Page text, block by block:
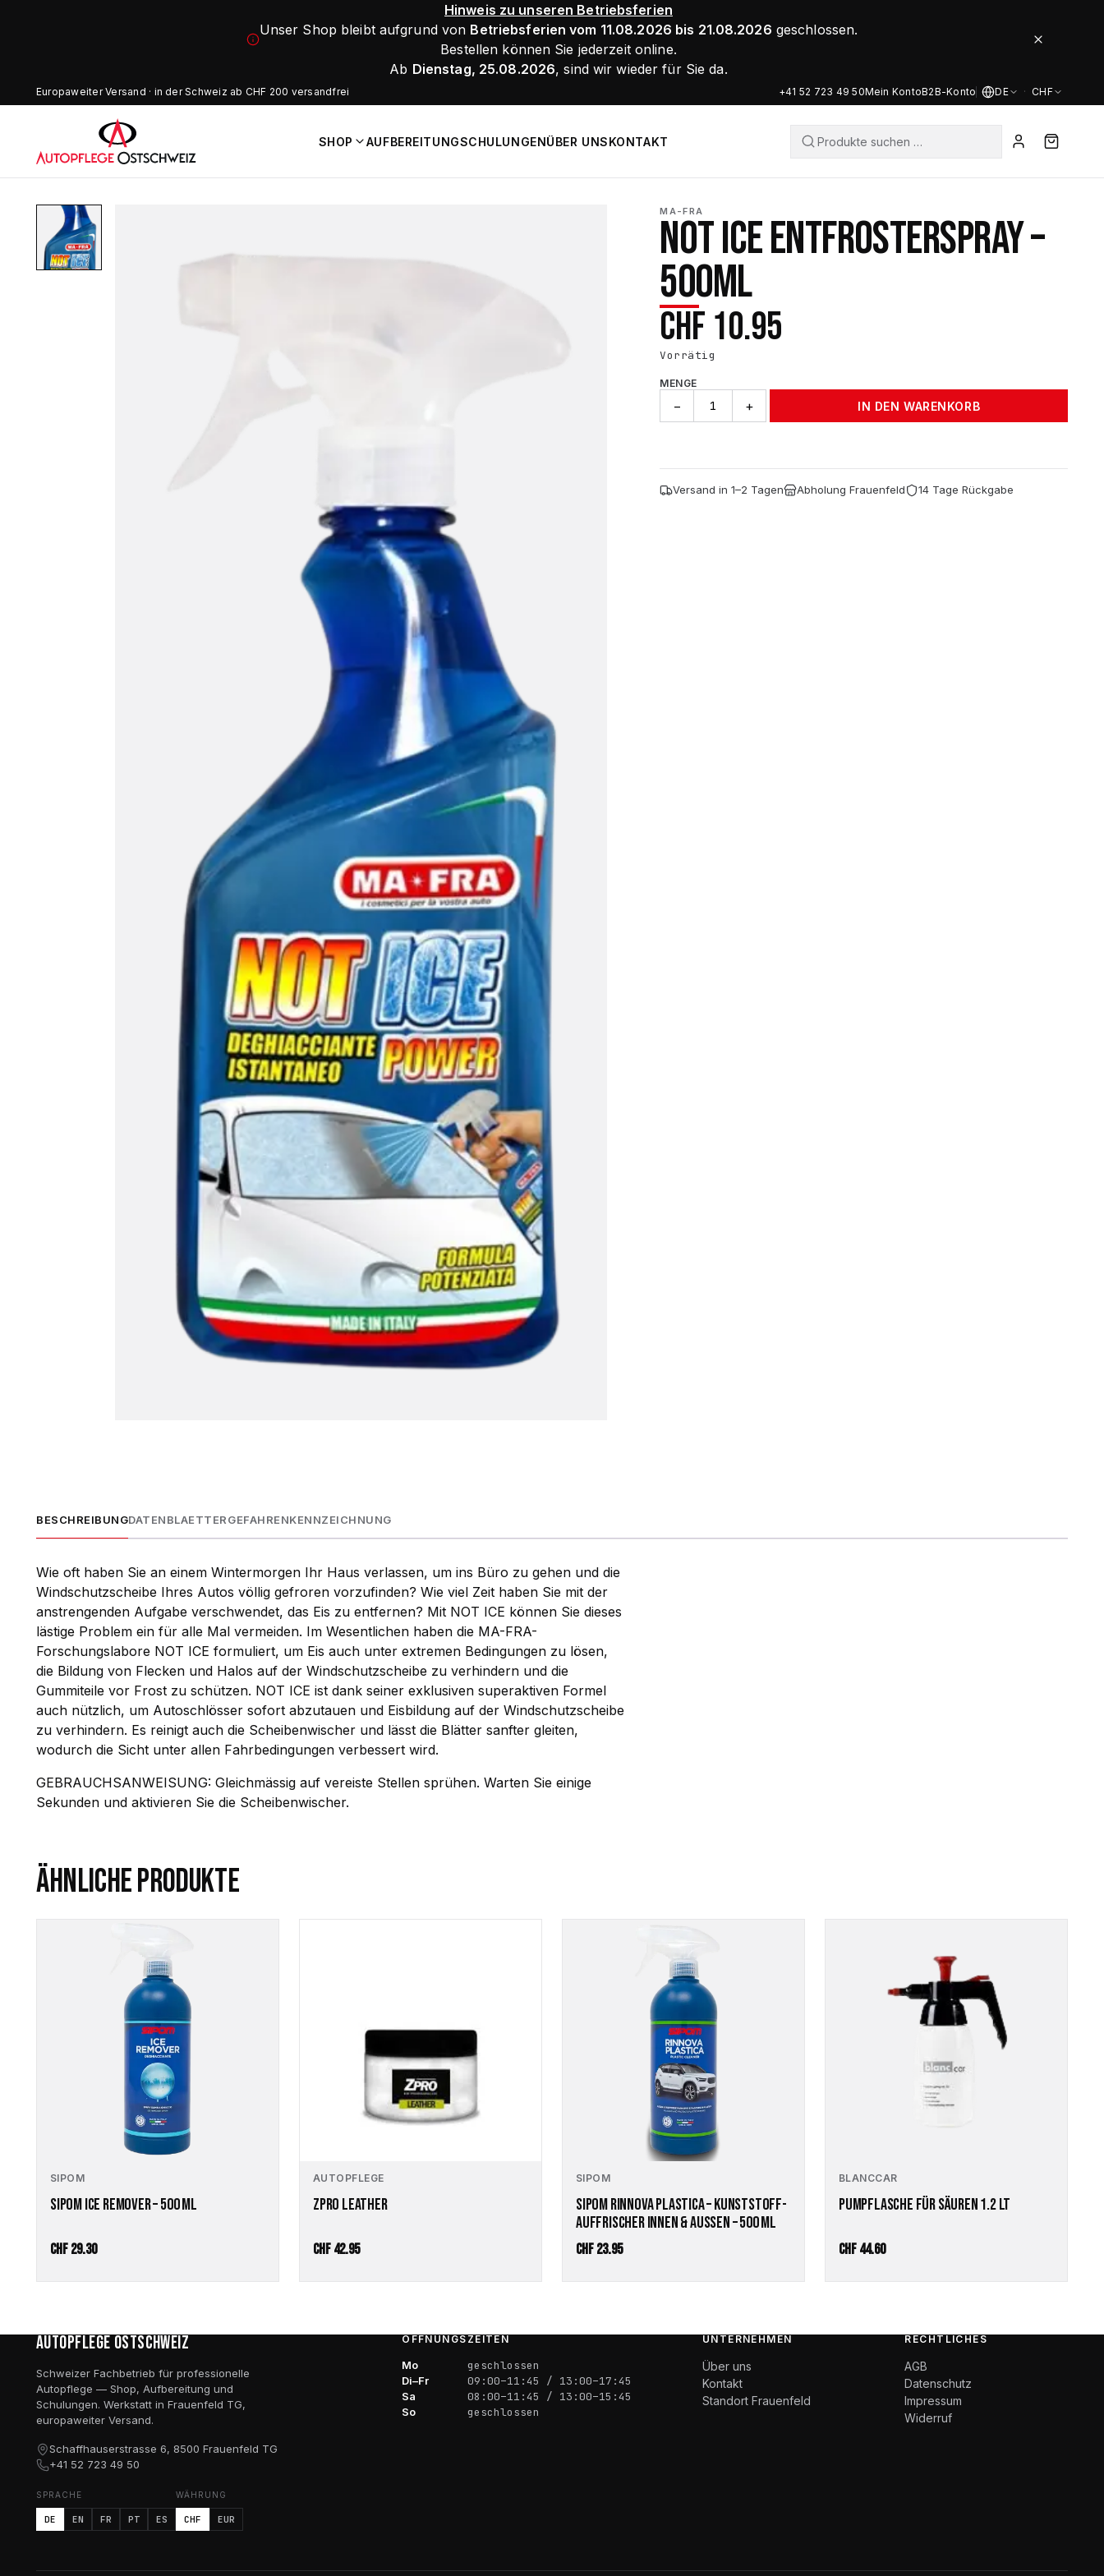
Hinweis zu unseren Betriebsferien
Unser Shop bleibt aufgrund von Betriebsferien vom 11.08.2026 bis 21.08.2026 geschlossen.
Bestellen können Sie jederzeit online.
Ab Dienstag, 25.08.2026, sind wir wieder für Sie da.
Europaweiter Versand · in der Schweiz ab CHF 200 versandfrei +41 52 723 49 50Mein KontoB2B-Konto DE · CHF
SHOP AUFBEREITUNGSCHULUNGENÜBER UNSKONTAKT
MA-FRA
NOT ICE ENTFROSTERSPRAY –
500ML
CHF 10.95
Vorrätig
MENGE
−
500ml
Menge
+ IN DEN WARENKORB
Versand in 1–2 Tagen Abholung Frauenfeld 14 Tage Rückgabe
BESCHREIBUNGDATENBLAETTERGEFAHRENKENNZEICHNUNG
Wie oft haben Sie an einem Wintermorgen Ihr Haus verlassen, um ins Büro zu gehen und die
Windschutzscheibe Ihres Autos völlig gefroren vorzufinden? Wie viel Zeit haben Sie mit der
anstrengenden Aufgabe verschwendet, das Eis zu entfernen? Mit NOT ICE können Sie dieses
lästige Problem ein für alle Mal vermeiden. Im Wesentlichen haben die MA-FRA-
Forschungslabore NOT ICE formuliert, um Eis auch unter extremen Bedingungen zu lösen,
die Bildung von Flecken und Halos auf der Windschutzscheibe zu verhindern und die
Gummiteile vor Frost zu schützen. NOT ICE ist dank seiner exklusiven superaktiven Formel
auch nützlich, um Autoschlösser sofort abzutauen und Eisbildung auf der Windschutzscheibe
zu verhindern. Es reinigt auch die Scheibenwischer und lässt die Blätter sanfter gleiten,
wodurch die Sicht unter allen Fahrbedingungen verbessert wird.
GEBRAUCHSANWEISUNG: Gleichmässig auf vereiste Stellen sprühen. Warten Sie einige
Sekunden und aktivieren Sie die Scheibenwischer.
ÄHNLICHE PRODUKTE
SIPOM
SIPOM ICE REMOVER – 500 ML
CHF29.30
AUTOPFLEGE
ZPRO LEATHER
CHF42.95
SIPOM
SIPOM RINNOVA PLASTICA – KUNSTSTOFF-
AUFFRISCHER INNEN & AUSSEN – 500 ML
CHF23.95
BLANCCAR
PUMPFLASCHE FÜR SÄUREN 1.2 LT
CHF44.60
Autopflege Ostschweiz
Schweizer Fachbetrieb für professionelle
Autopflege — Shop, Aufbereitung und
Schulungen. Werkstatt in Frauenfeld TG,
europaweiter Versand.
Schaffhauserstrasse 6, 8500 Frauenfeld TG
+41 52 723 49 50
SPRACHE
DE EN FR PT ES
WÄHRUNG
CHF EUR
ÖFFNUNGSZEITEN
Mo geschlossen
Di–Fr 09:00–11:45 / 13:00–17:45
Sa 08:00–11:45 / 13:00–15:45
So geschlossen
UNTERNEHMEN
Über uns
Kontakt
Standort Frauenfeld
RECHTLICHES
AGB
Datenschutz
Impressum
Widerruf